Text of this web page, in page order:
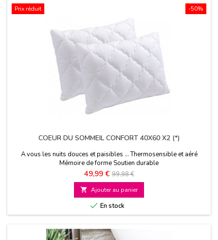
-50%
Prix réduit
COEUR DU SOMMEIL CONFORT 40X60 X2 (*)
A vous les nuits douces et paisibles ... Thermosensible et aéré
Mémoire de forme Soutien durable
Prix
49,99 € Prix
de
base
99,98 €
 Ajouter au panier
 En stock